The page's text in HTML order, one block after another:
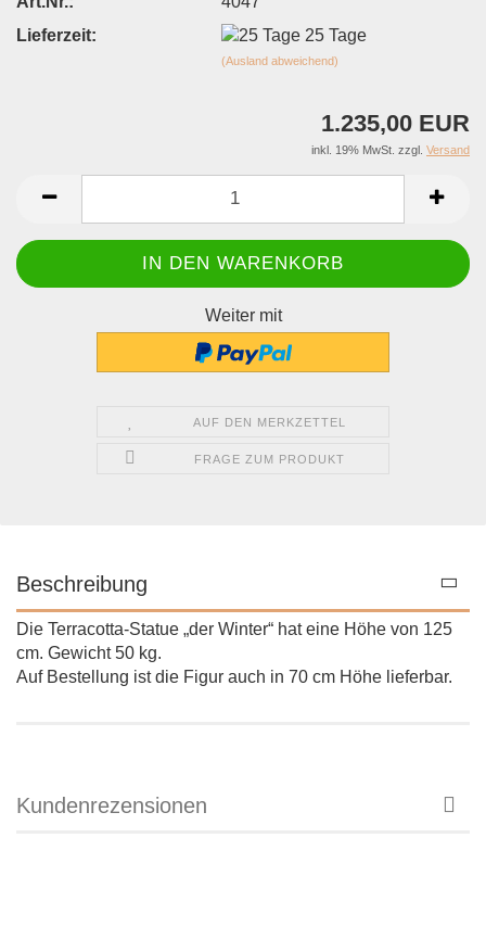
Lieferzeit:
25 Tage
(Ausland abweichend)
1.235,00 EUR
inkl. 19% MwSt. zzgl. Versand
Weiter mit
AUF DEN MERKZETTEL
FRAGE ZUM PRODUKT
Beschreibung
Die Terracotta-Statue „der Winter“ hat eine Höhe von 125
cm. Gewicht 50 kg.
Auf Bestellung ist die Figur auch in 70 cm Höhe lieferbar.
Kundenrezensionen